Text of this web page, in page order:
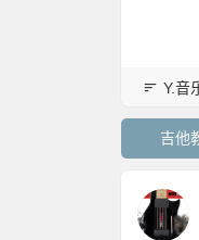
Y.音
吉他